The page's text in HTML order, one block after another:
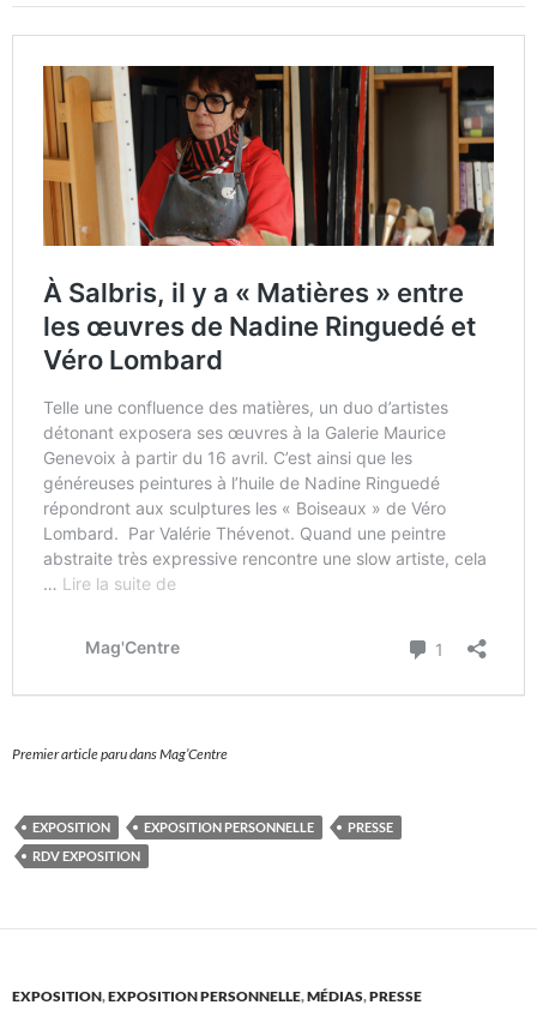
Premier article paru dans Mag’Centre
EXPOSITION EXPOSITION PERSONNELLE
PRESSE
RDV EXPOSITION
EXPOSITION,EXPOSITION PERSONNELLE,MÉDIAS,PRESSE